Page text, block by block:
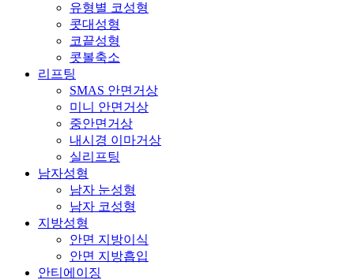
유형별 코성형
콧대성형
코끝성형
콧볼축소
리프팅
SMAS 안면거상
미니 안면거상
중안면거상
내시경 이마거상
실리프팅
남자성형
남자 눈성형
남자 코성형
지방성형
안면 지방이식
안면 지방흡입
안티에이징